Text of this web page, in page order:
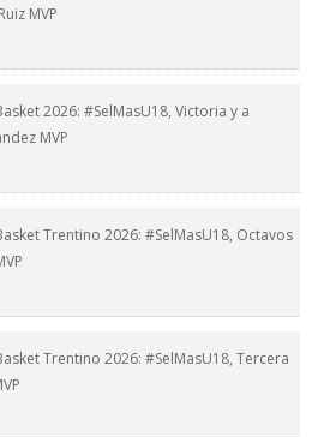
MVP
2026: #SelMasU18, Victoria y a
MVP
Trentino 2026: #SelMasU18, Octavos
Trentino 2026: #SelMasU18, Tercera